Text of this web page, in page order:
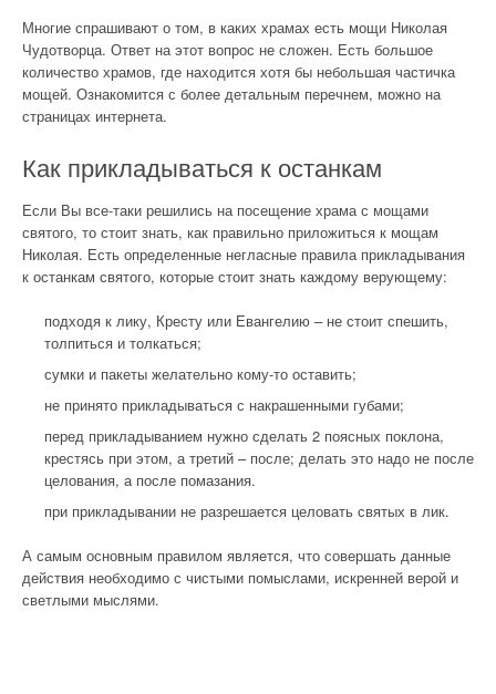
Многие спрашивают о том, в каких храмах есть мощи Николая
Чудотворца. Ответ на этот вопрос не сложен. Есть большое
количество храмов, где находится хотя бы небольшая частичка
мощей. Ознакомится с более детальным перечнем, можно на
страницах интернета.
Как прикладываться к останкам
Если Вы все-таки решились на посещение храма с мощами
святого, то стоит знать, как правильно приложиться к мощам
Николая. Есть определенные негласные правила прикладывания
к останкам святого, которые стоит знать каждому верующему:
подходя к лику, Кресту или Евангелию – не стоит спешить,
толпиться и толкаться;
сумки и пакеты желательно кому-то оставить;
не принято прикладываться с накрашенными губами;
перед прикладыванием нужно сделать 2 поясных поклона,
крестясь при этом, а третий – после; делать это надо не после
целования, а после помазания.
при прикладывании не разрешается целовать святых в лик.
А самым основным правилом является, что совершать данные
действия необходимо с чистыми помыслами, искренней верой и
светлыми мыслями.